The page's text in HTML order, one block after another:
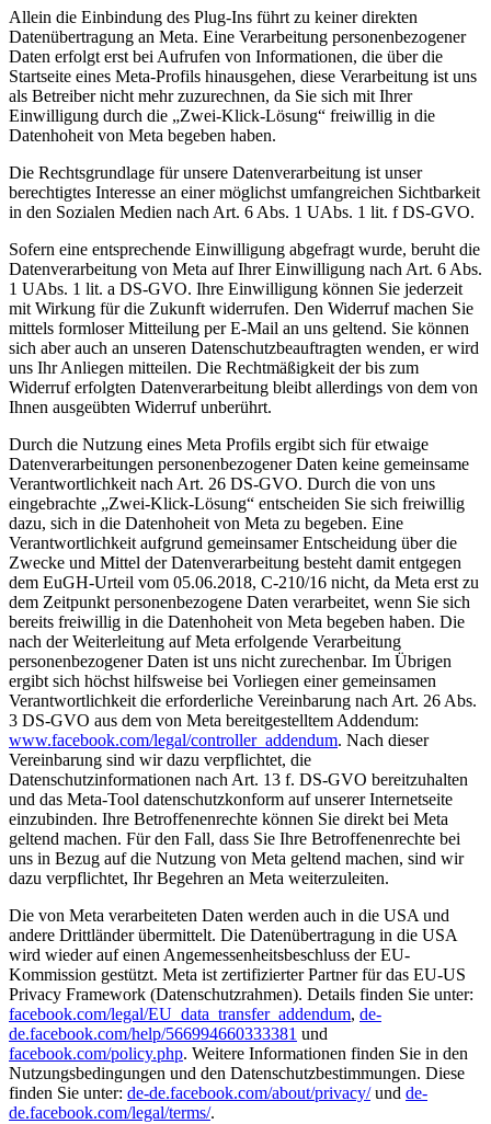
Allein die Einbindung des Plug-Ins führt zu keiner direkten
Datenübertragung an Meta. Eine Verarbeitung personenbezogener
Daten erfolgt erst bei Aufrufen von Informationen, die über die
Startseite eines Meta-Profils hinausgehen, diese Verarbeitung ist uns
als Betreiber nicht mehr zuzurechnen, da Sie sich mit Ihrer
Einwilligung durch die „Zwei-Klick-Lösung“ freiwillig in die
Datenhoheit von Meta begeben haben.
Die Rechtsgrundlage für unsere Datenverarbeitung ist unser
berechtigtes Interesse an einer möglichst umfangreichen Sichtbarkeit
in den Sozialen Medien nach Art. 6 Abs. 1 UAbs. 1 lit. f DS-GVO.
Sofern eine entsprechende Einwilligung abgefragt wurde, beruht die
Datenverarbeitung von Meta auf Ihrer Einwilligung nach Art. 6 Abs.
1 UAbs. 1 lit. a DS-GVO. Ihre Einwilligung können Sie jederzeit
mit Wirkung für die Zukunft widerrufen. Den Widerruf machen Sie
mittels formloser Mitteilung per E-Mail an uns geltend. Sie können
sich aber auch an unseren Datenschutzbeauftragten wenden, er wird
uns Ihr Anliegen mitteilen. Die Rechtmäßigkeit der bis zum
Widerruf erfolgten Datenverarbeitung bleibt allerdings von dem von
Ihnen ausgeübten Widerruf unberührt.
Durch die Nutzung eines Meta Profils ergibt sich für etwaige
Datenverarbeitungen personenbezogener Daten keine gemeinsame
Verantwortlichkeit nach Art. 26 DS-GVO. Durch die von uns
eingebrachte „Zwei-Klick-Lösung“ entscheiden Sie sich freiwillig
dazu, sich in die Datenhoheit von Meta zu begeben. Eine
Verantwortlichkeit aufgrund gemeinsamer Entscheidung über die
Zwecke und Mittel der Datenverarbeitung besteht damit entgegen
dem EuGH-Urteil vom 05.06.2018, C-210/16 nicht, da Meta erst zu
dem Zeitpunkt personenbezogene Daten verarbeitet, wenn Sie sich
bereits freiwillig in die Datenhoheit von Meta begeben haben. Die
nach der Weiterleitung auf Meta erfolgende Verarbeitung
personenbezogener Daten ist uns nicht zurechenbar. Im Übrigen
ergibt sich höchst hilfsweise bei Vorliegen einer gemeinsamen
Verantwortlichkeit die erforderliche Vereinbarung nach Art. 26 Abs.
3 DS-GVO aus dem von Meta bereitgestelltem Addendum:
www.facebook.com/legal/controller_addendum. Nach dieser
Vereinbarung sind wir dazu verpflichtet, die
Datenschutzinformationen nach Art. 13 f. DS-GVO bereitzuhalten
und das Meta-Tool datenschutzkonform auf unserer Internetseite
einzubinden. Ihre Betroffenenrechte können Sie direkt bei Meta
geltend machen. Für den Fall, dass Sie Ihre Betroffenenrechte bei
uns in Bezug auf die Nutzung von Meta geltend machen, sind wir
dazu verpflichtet, Ihr Begehren an Meta weiterzuleiten.
Die von Meta verarbeiteten Daten werden auch in die USA und
andere Drittländer übermittelt. Die Datenübertragung in die USA
wird wieder auf einen Angemessenheitsbeschluss der EU-
Kommission gestützt. Meta ist zertifizierter Partner für das EU-US
Privacy Framework (Datenschutzrahmen). Details finden Sie unter:
facebook.com/legal/EU_data_transfer_addendum, de-
de.facebook.com/help/566994660333381 und
facebook.com/policy.php. Weitere Informationen finden Sie in den
Nutzungsbedingungen und den Datenschutzbestimmungen. Diese
finden Sie unter: de-de.facebook.com/about/privacy/und de-
de.facebook.com/legal/terms/.